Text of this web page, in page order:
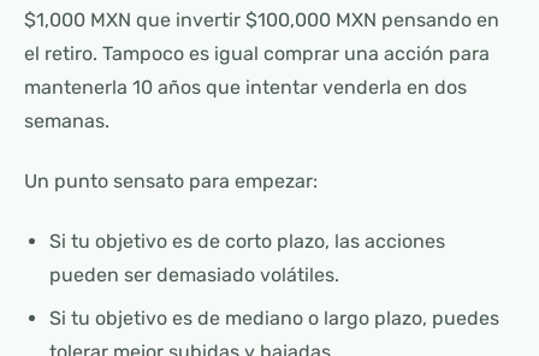
$1,000 MXN que invertir $100,000 MXN pensando en
el retiro. Tampoco es igual comprar una acción para
mantenerla 10 años que intentar venderla en dos
semanas.
Un punto sensato para empezar:
Si tu objetivo es de corto plazo, las acciones
pueden ser demasiado volátiles.
Si tu objetivo es de mediano o largo plazo, puedes